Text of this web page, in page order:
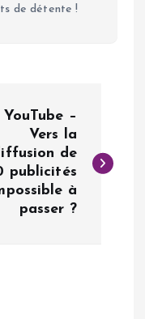
de détente !
YouTube –
Vers la
de
publicités
à
passer ?